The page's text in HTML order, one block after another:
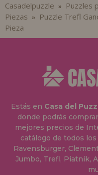
Casadelpuzzle » Puzzles
Piezas »
Puzzle Trefl
Pieza
Estás en Casa del
donde podrás
mejores precios de
catálogo de todos
Ravensburger,
Jumbo, Trefl, Piatnik,